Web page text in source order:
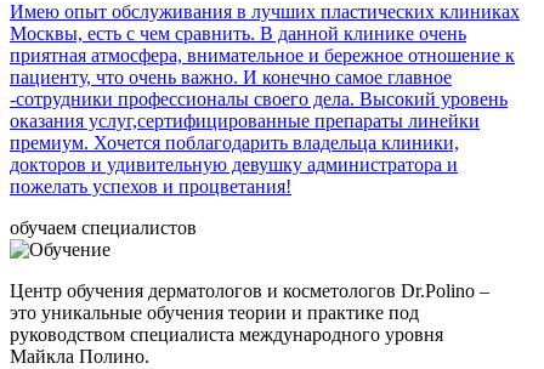
Имею опыт обслуживания в лучших пластических клиниках
Москвы, есть с чем сравнить. В данной клинике очень
приятная атмосфера, внимательное и бережное отношение к
пациенту, что очень важно. И конечно самое главное
-сотрудники профессионалы своего дела. Высокий уровень
оказания услуг,сертифицированные препараты линейки
премиум. Хочется поблагодарить владельца клиники,
докторов и удивительную девушку администратора и
пожелать успехов и процветания!
обучаем специалистов
Центр обучения дерматологов и косметологов Dr.Polino –
это уникальные обучения теории и практике под
руководством специалиста международного уровня
Майкла Полино.